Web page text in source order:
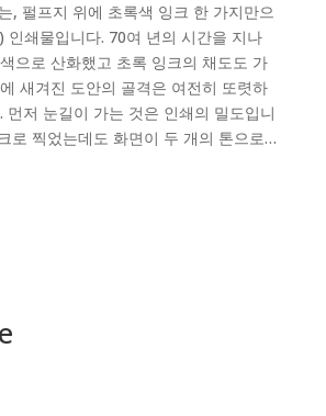
, 펄프지 위에 초록색 잉크 한 가지만으
인쇄물입니다. 70여 년의 시간을 지나
으로 산화했고 초록 잉크의 채도도 가
새겨진 도안의 골격은 여전히 또렷하
먼저 눈길이 가는 것은 인쇄의 밀도입니
로 찍었는데도 화면이 두 개의 톤으로…